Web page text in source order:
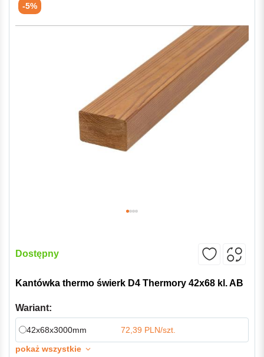
-5%
Dostępny
Kantówka thermo świerk D4 Thermory 42x68 kl. AB
Wariant:
42x68x3000mm
72,39 PLN/szt.
pokaż wszystkie